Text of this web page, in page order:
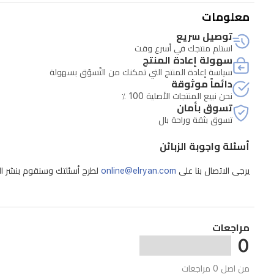
معلومات
توصيل سريع
استلم منتجك في أسرع وقت
سهولة إعادة المنتج
سياسة إعادة المنتج التي تمكنك من التّسوّق بسهولة
دائماً موثوقة
نحن نبيع المنتجات الأصلية 100 ٪
تسوق بأمان
تسوق بثقة وراحة بال
أسئلة واجوبة الزبائن
يرجى الاتصال بنا على online@elryan.com لطرح أسئلتك وسنقوم بنشر
مراجعات
0
من اصل 0 مراجعات